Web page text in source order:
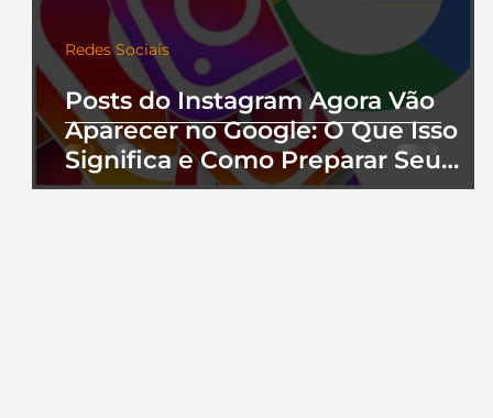
Posts do Instagram Agora Vão
Aparecer no Google: O Que Isso
Significa e Como Preparar Seu
Perfil
Redes Sociais